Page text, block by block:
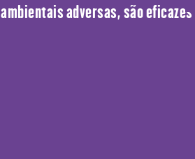
ambientais adversas, são